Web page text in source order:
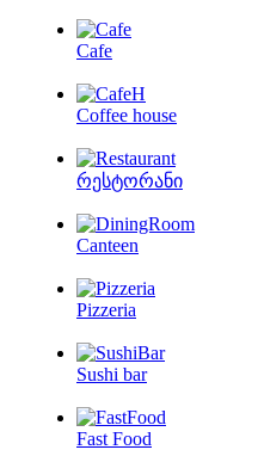
Cafe
Coffee house
რესტორანი
Canteen
Pizzeria
Sushi bar
Fast Food